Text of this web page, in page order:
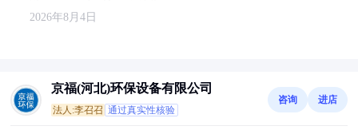
2026年8月4日
京福(河北)环保设备有限公司
法人:李召召 通过真实性核验
咨询 进店